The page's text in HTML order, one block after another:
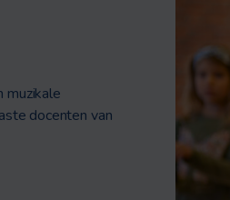
muzikale
docenten van